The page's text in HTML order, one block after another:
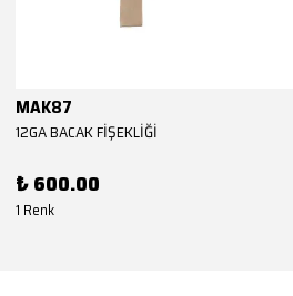
MAK87
12GA BACAK FİŞEKLİĞİ
₺ 600.00
1 Renk